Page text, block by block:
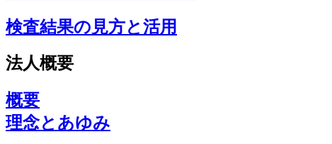
検査結果の見方と活用
法人概要
概要
理念とあゆみ